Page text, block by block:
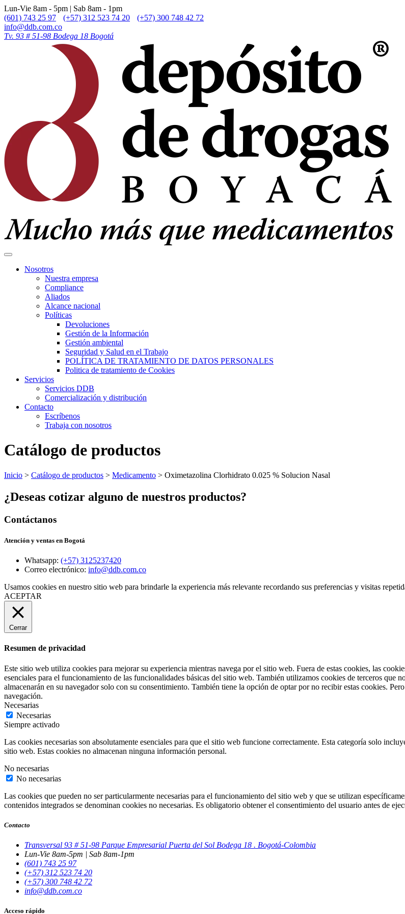
Lun-Vie 8am - 5pm | Sab 8am - 1pm
(601) 743 25 97
(+57) 312 523 74 20
(+57) 300 748 42 72
info@ddb.com.co
Tv. 93 # 51-98 Bodega 18 Bogotá
Nosotros
Nuestra empresa
Compliance
Aliados
Alcance nacional
Políticas
Devoluciones
Gestión de la Información
Gestión ambiental
Seguridad y Salud en el Trabajo
POLÍTICA DE TRATAMIENTO DE DATOS PERSONALES
Politica de tratamiento de Cookies
Servicios
Servicios DDB
Comercialización y distribución
Contacto
Escríbenos
Trabaja con nosotros
Catálogo de productos
Inicio > Catálogo de productos > Medicamento > Oximetazolina Clorhidrato 0.025 % Solucion Nasal
¿Deseas cotizar alguno de nuestros productos?
Contáctanos
Atención y ventas en Bogotá
Whatsapp: (+57) 3125237420
Correo electrónico: info@ddb.com.co
Usamos cookies en nuestro sitio web para brindarle la experiencia más relevante recordando sus preferencias y visitas
ACEPTAR
Cerrar
Resumen de privacidad
Este sitio web utiliza cookies para mejorar su experiencia mientras navega por el sitio web. Fuera de estas cookies, las
esenciales para el funcionamiento de las funcionalidades básicas del sitio web. También utilizamos cookies de terceros que
almacenarán en su navegador solo con su consentimiento. También tiene la opción de optar por no recibir estas cookies.
navegación.
Necesarias
Necesarias
Siempre activado
Las cookies necesarias son absolutamente esenciales para que el sitio web funcione correctamente. Esta categoría solo
sitio web. Estas cookies no almacenan ninguna información personal.
No necesarias
No necesarias
Las cookies que pueden no ser particularmente necesarias para el funcionamiento del sitio web y que se utilizan
contenidos integrados se denominan cookies no necesarias. Es obligatorio obtener el consentimiento del usuario antes de
Contacto
Transversal 93 # 51-98 Parque Empresarial Puerta del Sol Bodega 18 . Bogotá-Colombia
Lun-Vie 8am-5pm | Sab 8am-1pm
(601) 743 25 97
(+57) 312 523 74 20
(+57) 300 748 42 72
info@ddb.com.co
Acceso rápido